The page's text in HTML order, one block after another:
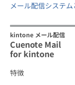
メール配信システム
kintone メール配信
Cuenote Mail
for kintone
特徴